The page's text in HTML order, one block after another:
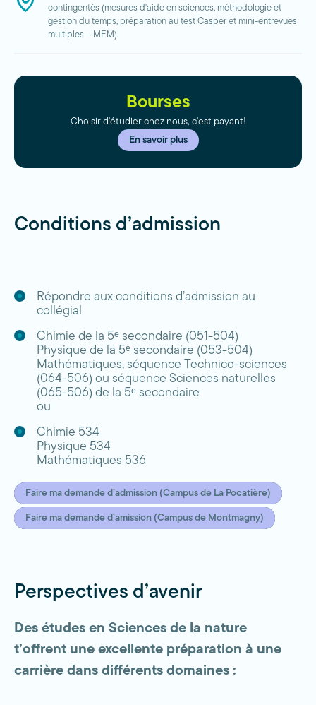
contingentés (mesures d'aide en sciences, méthodologie et
gestion du temps, préparation au test Casper et mini-entrevues
multiples – MEM).
Bourses
Choisir d'étudier chez nous, c'est payant!
En savoir plus
Conditions d’admission
Répondre aux conditions d’admission au
collégial
Chimie de la 5ᵉ secondaire (051-504)
Physique de la 5ᵉ secondaire (053-504)
Mathématiques, séquence Technico-sciences
(064-506) ou séquence Sciences naturelles
(065-506) de la 5ᵉ secondaire
ou
Chimie 534
Physique 534
Mathématiques 536
Faire ma demande d’admission (Campus de La Pocatière)
Faire ma demande d’amission (Campus de Montmagny)
Perspectives d’avenir
Des études en Sciences de la nature
t’offrent une excellente préparation à une
carrière dans différents domaines :